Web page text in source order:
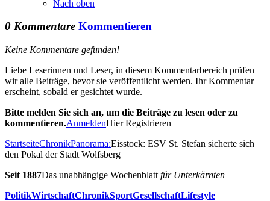
Nach oben
0 Kommentare Kommentieren
Keine Kommentare gefunden!
Liebe Leserinnen und Leser, in diesem Kommentarbereich prüfen
wir alle Beiträge, bevor sie veröffentlicht werden. Ihr Kommentar
erscheint, sobald er gesichtet wurde.
Bitte melden Sie sich an, um die Beiträge zu lesen oder zu
kommentieren.AnmeldenHier Registrieren
StartseiteChronikPanorama:Eisstock: ESV St. Stefan sicherte sich
den Pokal der Stadt Wolfsberg
Seit 1887Das unabhängige Wochenblatt für Unterkärnten
PolitikWirtschaftChronikSportGesellschaftLifestyle